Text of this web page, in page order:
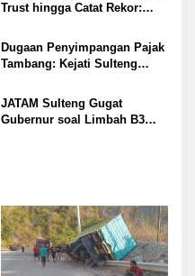
Trust hingga Catat Rekor:
Baru Meningkat
Dugaan Penyimpangan Pajak
Tambang: Kejati Sulteng
sebagai Tersangka
JATAM Sulteng Gugat
Gubernur soal Limbah B3